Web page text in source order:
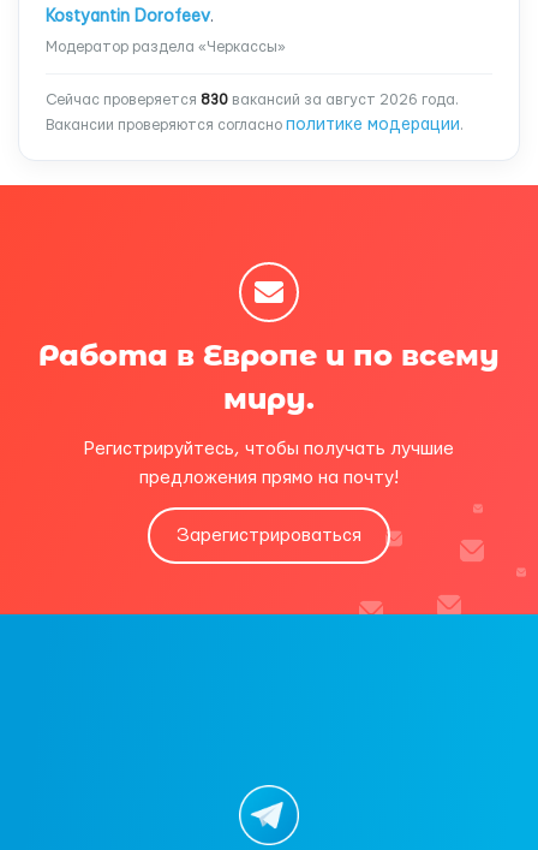
Kostyantin Dorofeev.
Модератор раздела «Черкассы»
Сейчас проверяется 830 вакансий за август 2026 года.
Вакансии проверяются согласно политике модерации.
Работа в Европе и по всему
миру.
Регистрируйтесь, чтобы получать лучшие
предложения прямо на почту!
Зарегистрироваться